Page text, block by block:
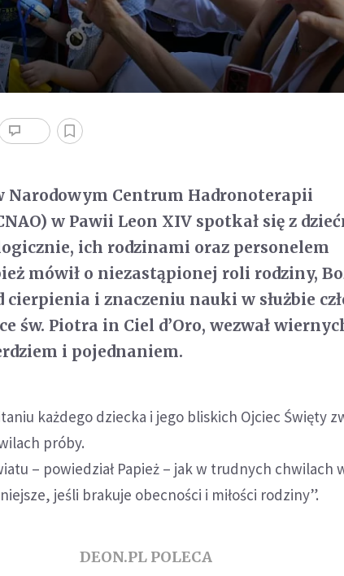
Narodowym Centrum Hadronoterapii
w Pawii Leon XIV spotkał się z
ich rodzinami oraz personelem
mówił o niezastąpionej roli rodziny,
cierpienia i znaczeniu nauki w służbie
św. Piotra in Ciel d’Oro, wezwał
i pojednaniem.
każdego dziecka i jego bliskich Ojciec Święty
próby.
– powiedział Papież – jak w trudnych chwilach
jeśli brakuje obecności i miłości rodziny”.
DEON.PL POLECA